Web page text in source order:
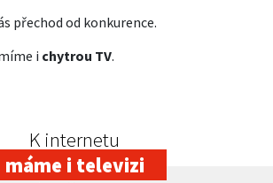
přechod od konkurence.
i chytrou TV.
K internetu
máme i televizi